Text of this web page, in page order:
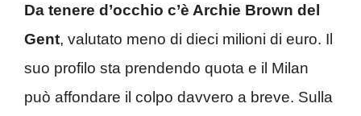
Da tenere d’occhio c’è Archie Brown del
Gent, valutato meno di dieci milioni di euro. Il
suo profilo sta prendendo quota e il Milan
può affondare il colpo davvero a breve. Sulla